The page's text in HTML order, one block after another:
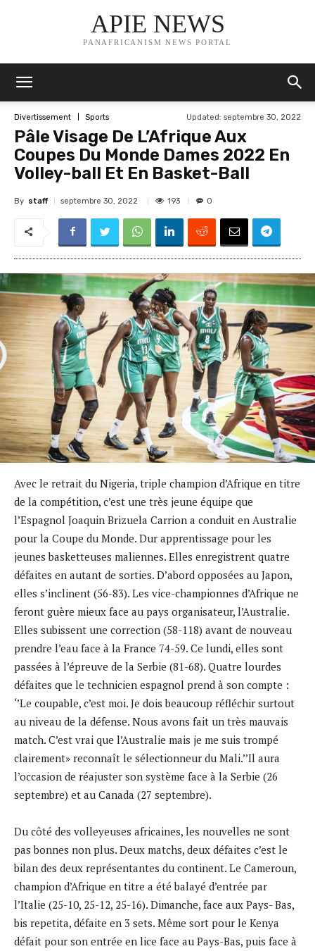
APIE NEWS
PANAFRICANISM NEWS PORTAL
Divertissement Sports Updated: septembre 30, 2022
Pâle Visage De L’Afrique Aux
Coupes Du Monde Dames 2022 En
Volley-ball Et En Basket-Ball
By staff septembre 30, 2022 193 0
Avec le retrait du Nigeria, triple champion d’Afrique en titre
de la compétition, c’est une très jeune équipe que
l’Espagnol Joaquin Brizuela Carrion a conduit en Australie
pour la Coupe du Monde. Dur apprentissage pour les
jeunes basketteuses maliennes. Elles enregistrent quatre
défaites en autant de sorties. D’abord opposées au Japon,
elles s’inclinent (56-83). Les vice-championnes d’Afrique ne
feront guère mieux face au pays organisateur, l’Australie.
Elles subissent une correction (58-118) avant de nouveau
prendre l’eau face à la France 74-59. Ce lundi, elles sont
passées à l’épreuve de la Serbie (81-68). Quatre lourdes
défaites que le technicien espagnol prend à son compte :
‘’Le coupable, c’est moi. Je dois beaucoup réfléchir surtout
au niveau de la défense. Nous avons fait un très mauvais
match. C’est vrai que l’Australie mais je me suis trompé
clairement» reconnaît le sélectionneur du Mali.’’Il aura
l’occasion de réajuster son système face à la Serbie (26
septembre) et au Canada (27 septembre).
Du côté des volleyeuses africaines, les nouvelles ne sont
pas bonnes non plus. Deux matchs, deux défaites c’est le
bilan des deux représentantes du continent. Le Cameroun,
champion d’Afrique en titre a été balayé d’entrée par
l’Italie (25-10, 25-12, 25-16). Dimanche, face aux Pays- Bas,
bis repetita, défaite en 3 sets. Même sort pour le Kenya
défait pour son entrée en lice face au Pays-Bas, puis face à